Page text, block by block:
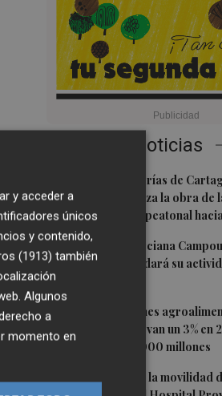
Últimas Noticias
La calle Cantarerías de
pavimento: avanza la obra de
como nuevo eje peatonal
2La empresa murciana
al limón y trasladará su
3
Las exportaciones
españolas se elevan un 3% en
superar los 78.000 millones
4 CCOO denuncia la movilidad
y acceder a
únicos
y contenido,
(1913) también
Algunos
a
momento en